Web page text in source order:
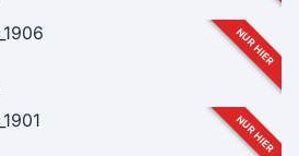
NUR HIER
NUR HIER